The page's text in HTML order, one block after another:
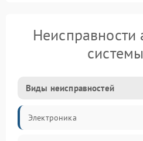
Неисправности
Виды неисправностей
Электроника